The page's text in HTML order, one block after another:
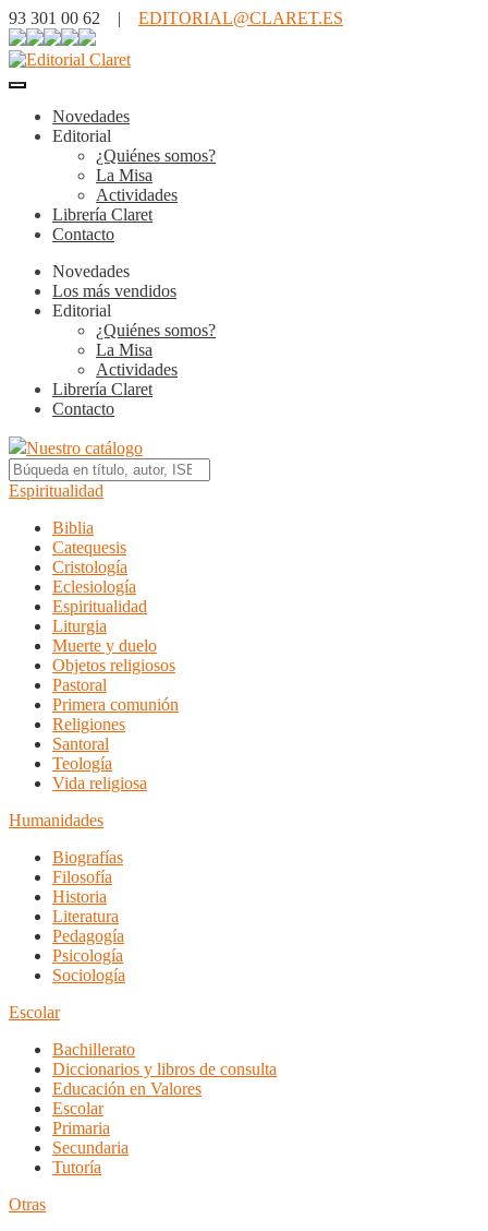
93 301 00 62 | EDITORIAL@CLARET.ES
Novedades
Editorial
¿Quiénes somos?
La Misa
Actividades
Librería Claret
Contacto
Novedades
Los más vendidos
Editorial
¿Quiénes somos?
La Misa
Actividades
Librería Claret
Contacto
Nuestro catálogo
Espiritualidad
Biblia
Catequesis
Cristología
Eclesiología
Espiritualidad
Liturgia
Muerte y duelo
Objetos religiosos
Pastoral
Primera comunión
Religiones
Santoral
Teología
Vida religiosa
Humanidades
Biografías
Filosofía
Historia
Literatura
Pedagogía
Psicología
Sociología
Escolar
Bachillerato
Diccionarios y libros de consulta
Educación en Valores
Escolar
Primaria
Secundaria
Tutoría
Otras